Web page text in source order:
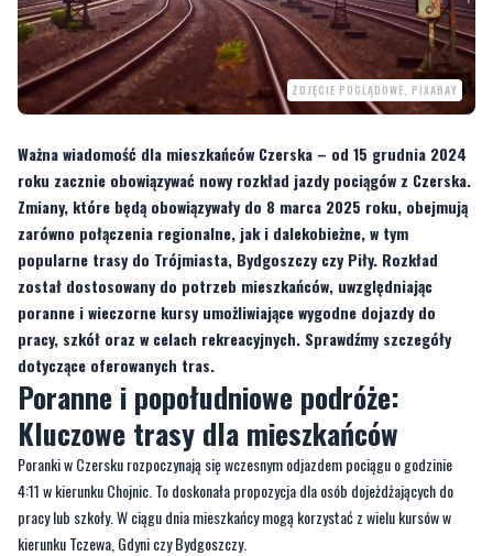
ZDJĘCIE POGLĄDOWE, PIXABAY
Ważna wiadomość dla mieszkańców Czerska – od 15 grudnia 2024
roku zacznie obowiązywać nowy rozkład jazdy pociągów z Czerska.
zarówno połączenia regionalne, jak i dalekobieżne, w tym
popularne trasy do Trójmiasta, Bydgoszczy czy Piły. Rozkład
został dostosowany do potrzeb mieszkańców, uwzględniając
poranne i wieczorne kursy umożliwiające wygodne dojazdy do
pracy, szkół oraz w celach rekreacyjnych. Sprawdźmy szczegóły
dotyczące oferowanych tras.
Poranne i popołudniowe podróże:
Kluczowe trasy dla mieszkańców
Poranki w Czersku rozpoczynają się wczesnym odjazdem pociągu o godzinie
4:11 w kierunku Chojnic. To doskonała propozycja dla osób dojeżdżających do
pracy lub szkoły. W ciągu dnia mieszkańcy mogą korzystać z wielu kursów w
kierunku Tczewa, Gdyni czy Bydgoszczy.
Szczególnie popularnym połączeniem pozostaje linia do Gdyni Głównej,
umożliwiająca szybki dostęp do Trójmiasta – pociąg TLK odjeżdżający o
godzinie 10:06 to jedna z lepszych opcji dla podróżnych, którzy cenią komfort i